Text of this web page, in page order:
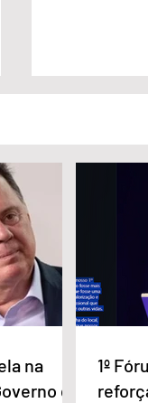
Marido é
por matar
facada em
na
de
1º